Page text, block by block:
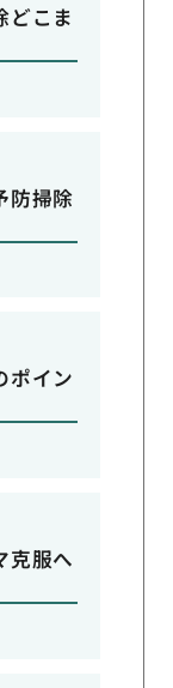
どこま
防掃除
ポイン
克服へ